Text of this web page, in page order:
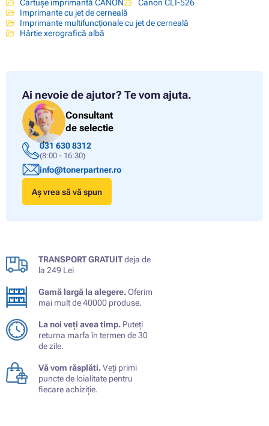
Cartușe imprimantă CANON
Canon CLI-526
Imprimante cu jet de cerneală
Imprimante multifuncționale cu jet de cerneală
Hârtie xerografică albă
Ai nevoie de ajutor? Te vom ajuta.
Consultant
de selectie
031 630 8312
(8:00 - 16:30)
info@tonerpartner.ro
Aș vrea să vă spun
TRANSPORT GRATUITdeja de
la 249 Lei
Gamă largă la alegere.Oferim
mai mult de 40000 produse.
La noi veți avea timp. Puteți
returna marfa în termen de 30
de zile.
Vă vom răsplăti.Veți primi
puncte de loialitate pentru
fiecare achiziție.